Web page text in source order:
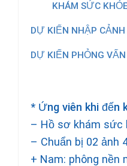
KHÁM SỨC KHỎE
DỰ KIẾN NHẬP CẢNH
DỰ KIẾN PHỎNG VẤN
* Ứng viên khi đến
– Hồ sơ khám sức
– Chuẩn bị 02 ảnh
+ Nam: phông nền